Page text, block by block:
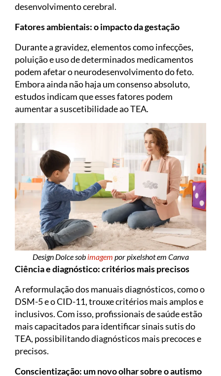
desenvolvimento cerebral.
Fatores ambientais: o impacto da gestação
Durante a gravidez, elementos como infecções,
poluição e uso de determinados medicamentos
podem afetar o neurodesenvolvimento do feto.
Embora ainda não haja um consenso absoluto,
estudos indicam que esses fatores podem
aumentar a suscetibilidade ao TEA.
Design Dolce sob imagem por pixelshot em Canva
Ciência e diagnóstico: critérios mais precisos
A reformulação dos manuais diagnósticos, como o
DSM-5 e o CID-11, trouxe critérios mais amplos e
inclusivos. Com isso, profissionais de saúde estão
mais capacitados para identificar sinais sutis do
TEA, possibilitando diagnósticos mais precoces e
precisos.
Conscientização: um novo olhar sobre o autismo